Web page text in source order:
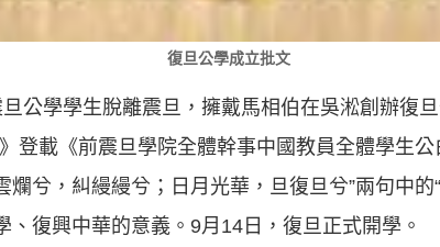
復旦公學成立批文
公學學生脫離震旦，擁戴馬相伯在吳淞創辦復
登載《前震旦學院全體幹事中國教員全體學生公
爛兮，糾縵縵兮；日月光華，旦復旦兮”兩句中
、復興中華的意義。9月14日，復旦正式開學。